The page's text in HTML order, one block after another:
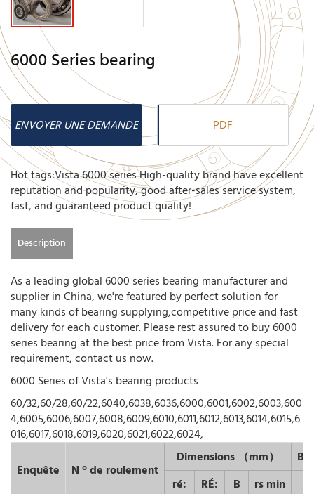
6000 Series bearing
ENVOYER UNE DEMANDE PDF
Hot tags:Vista 6000 series High-quality brand have excellent
reputation and popularity, good after-sales service system,
fast, and guaranteed product quality!
Description
As a leading global 6000 series bearing manufacturer and
supplier in China, we're featured by perfect solution for
many kinds of bearing supplying,competitive price and fast
delivery for each customer. Please rest assured to buy 6000
series bearing at the best price from Vista. For any special
requirement, contact us now.
6000 Series of Vista's bearing products
60/32,60/28,60/22,6040,6038,6036,6000,6001,6002,6003,600
4,6005,6006,6007,6008,6009,6010,6011,6012,6013,6014,6015,6
016,6017,6018,6019,6020,6021,6022,6024,
Enquête
N ° de roulement
Dimensions （mm）
ré:
RÉ: B
rs min